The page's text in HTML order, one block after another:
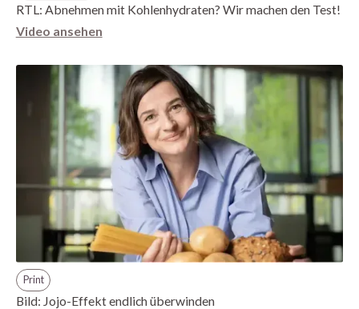
RTL: Abnehmen mit Kohlenhydraten? Wir machen den Test!
Video ansehen
Print
Bild: Jojo-Effekt endlich überwinden